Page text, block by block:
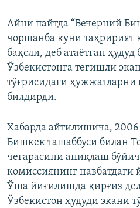
Айни пайтда “Вечерний
чоршанба куни таҳририят
баҳсли, деб атаётган
Ўзбекистонга тегишли
тўғрисидаги ҳужжатларни
билдирди.
Хабарда айтилишича,
Бишкек ташаббуси билан
чегарасини аниқлаш
комиссиянинг навбатдаги
Ўша йиғилишда қирғиз
Ўзбекистон ҳудуди экани